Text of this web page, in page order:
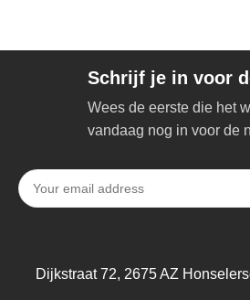
Schrijf je in voor
Wees de eerste die het
vandaag nog in voor de
Dijkstraat 72, 2675 AZ